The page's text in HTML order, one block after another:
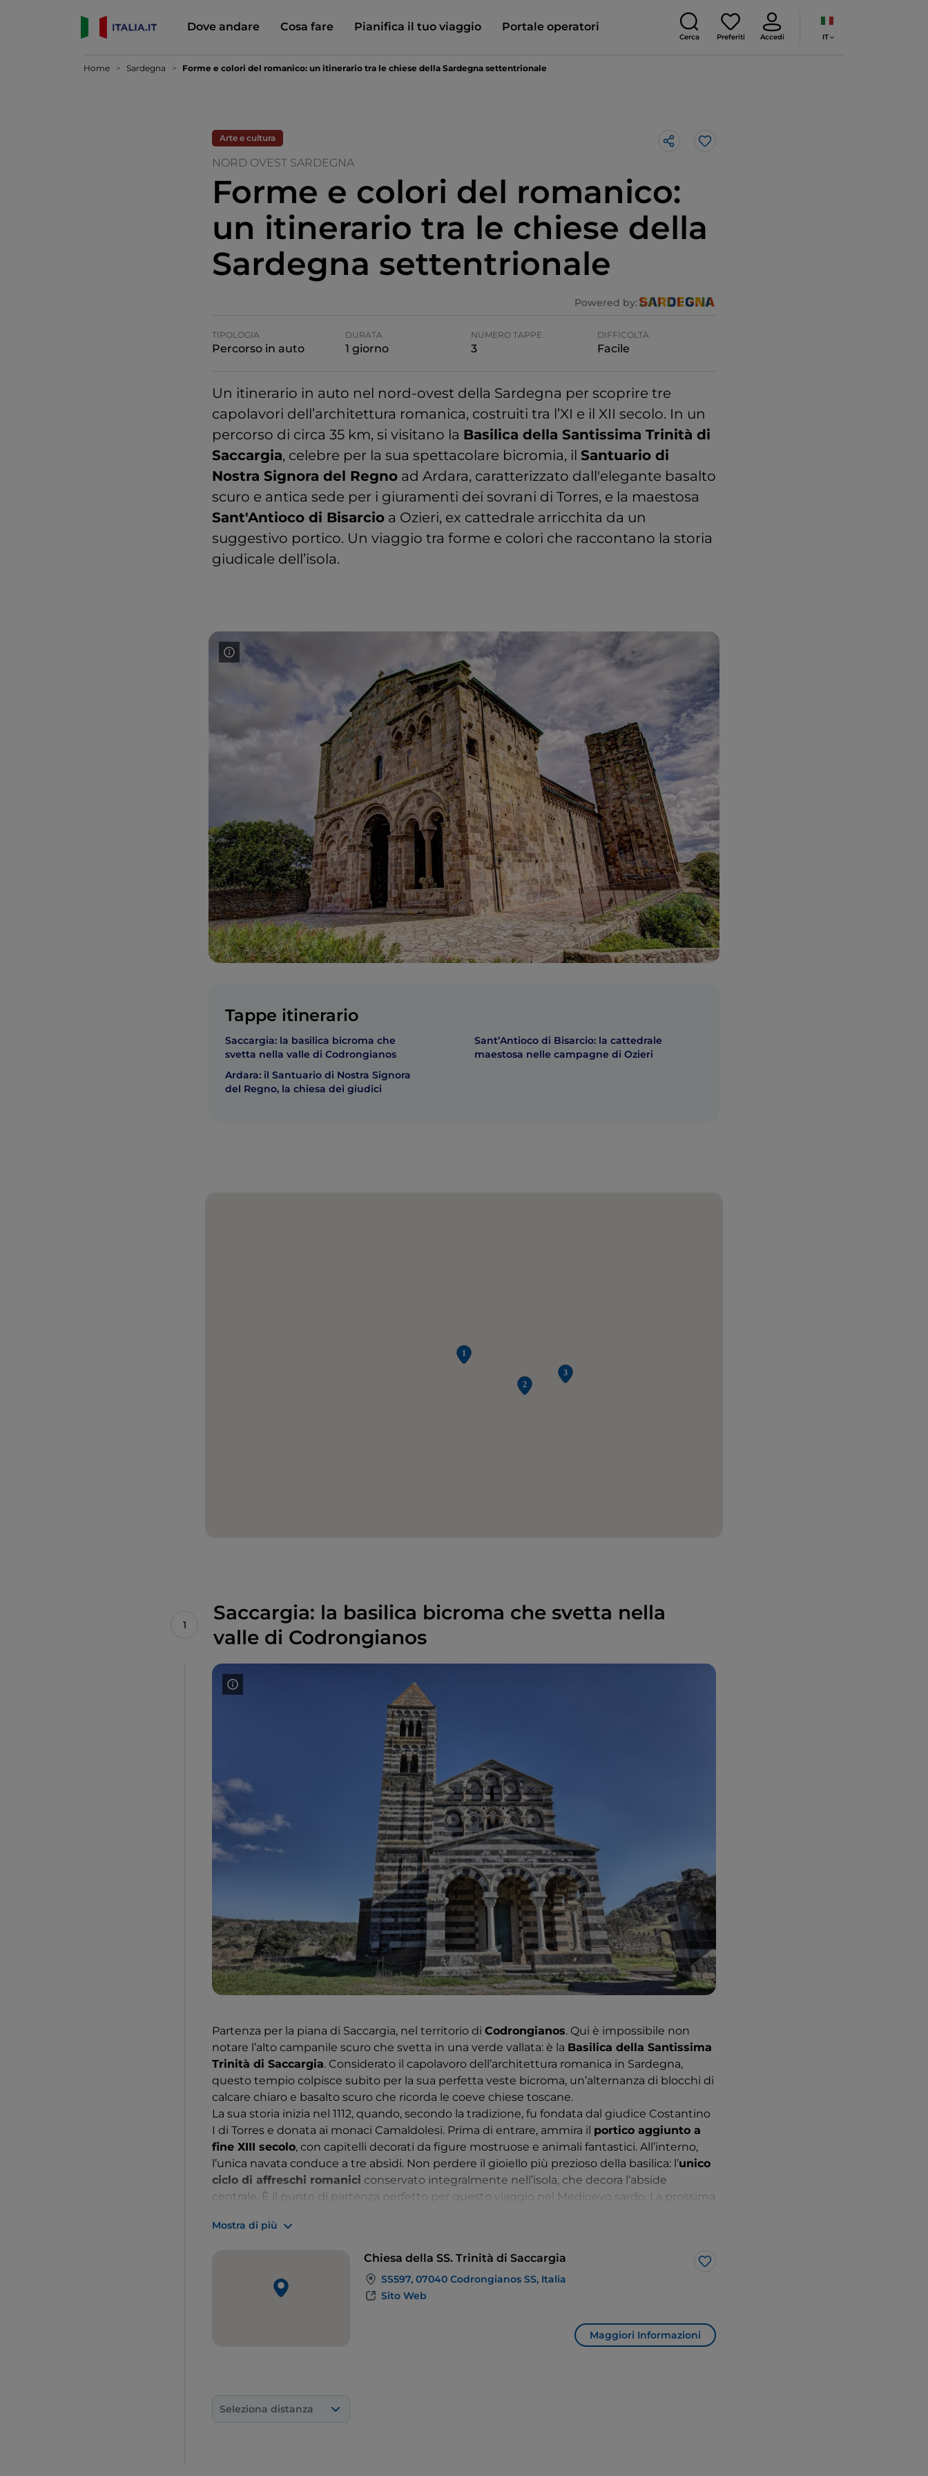
Dove andare Cosa fare Pianifica il tuo viaggio Portale operatori
Cerca Preferiti Accedi IT
Home Sardegna Forme e colori del romanico: un itinerario tra le chiese della Sardegna settentrionale
Arte e cultura
NORD OVEST SARDEGNA
Forme e colori del romanico:
un itinerario tra le chiese della
Sardegna settentrionale
Powered by:
TIPOLOGIA
Percorso in auto
DURATA
1 giorno
NUMERO TAPPE
3
DIFFICOLTÀ
Facile
Un itinerario in auto nel nord-ovest della Sardegna per scoprire tre
capolavori dell’architettura romanica, costruiti tra l’XI e il XII secolo. In un
percorso di circa 35 km, si visitano la Basilica della Santissima Trinità di
Saccargia, celebre per la sua spettacolare bicromia, il Santuario di
Nostra Signora del Regno ad Ardara, caratterizzato dall'elegante basalto
scuro e antica sede per i giuramenti dei sovrani di Torres, e la maestosa
Sant'Antioco di Bisarcio a Ozieri, ex cattedrale arricchita da un
suggestivo portico. Un viaggio tra forme e colori che raccontano la storia
giudicale dell’isola.
Like
Tappe itinerario
Saccargia: la basilica bicroma che
svetta nella valle di Codrongianos
Ardara: il Santuario di Nostra Signora
del Regno, la chiesa dei giudici
Sant’Antioco di Bisarcio: la cattedrale
maestosa nelle campagne di Ozieri
Saccargia: la basilica bicroma che svetta nella
valle di Codrongianos
Partenza per la piana di Saccargia, nel territorio di Codrongianos. Qui è impossibile non
notare l’alto campanile scuro che svetta in una verde vallata: è la Basilica della Santissima
Trinità di Saccargia. Considerato il capolavoro dell’architettura romanica in Sardegna,
questo tempio colpisce subito per la sua perfetta veste bicroma, un’alternanza di blocchi di
calcare chiaro e basalto scuro che ricorda le coeve chiese toscane.
La sua storia inizia nel 1112, quando, secondo la tradizione, fu fondata dal giudice Costantino
I di Torres e donata ai monaci Camaldolesi. Prima di entrare, ammira il portico aggiunto a
fine XIII secolo, con capitelli decorati da figure mostruose e animali fantastici. All’interno,
l’unica navata conduce a tre absidi. Non perdere il gioiello più prezioso della basilica: l’unico
ciclo di affreschi romanici conservato integralmente nell’isola, che decora l’abside
centrale. È il punto di partenza perfetto per questo viaggio nel Medioevo sardo. La prossima
Mostra di più
Chiesa della SS. Trinità di Saccargia
Like
SS597, 07040 Codrongianos SS, Italia
Sito Web
Maggiori Informazioni
Seleziona distanza